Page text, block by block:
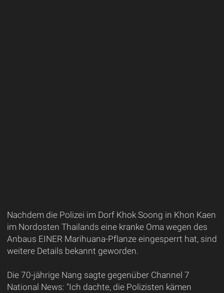
Nachdem die Polizei im Dorf Khok Soong in Khon Kaen
im Nordosten Thailands eine kranke Oma wegen des
Anbaus EINER Marihuana-Pflanze eingesperrt hat, sind
weitere Details bekannt geworden.
Die 70-jährige Nang sagte gegenüber Channel 7
National News: "Ich dachte, die Polizisten kämen